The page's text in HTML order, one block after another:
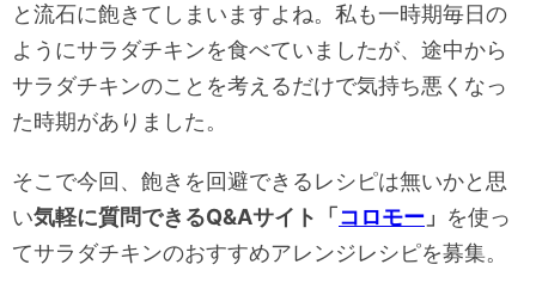
と流石に飽きてしまいますよね。私も一時期毎日の
ようにサラダチキンを食べていましたが、途中から
サラダチキンのことを考えるだけで気持ち悪くなっ
た時期がありました。
そこで今回、飽きを回避できるレシピは無いかと思
い気軽に質問できるQ&Aサイト「 コロモー 」 を使っ
てサラダチキンのおすすめアレンジレシピを募集。